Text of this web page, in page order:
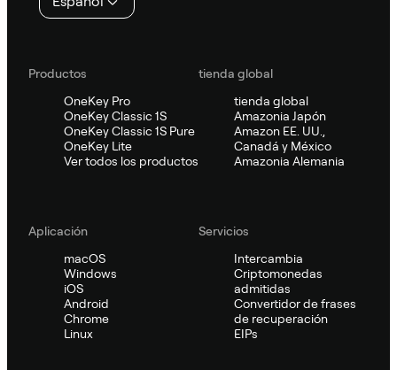
Productos
OneKey Pro
OneKey Classic 1S
OneKey Classic 1S Pure
OneKey Lite
Ver todos los productos
tienda global
tienda global
Amazonia Japón
Amazon EE. UU.,
Canadá y México
Amazonia Alemania
Aplicación
macOS
Windows
iOS
Android
Chrome
Linux
Servicios
Intercambia
Criptomonedas
admitidas
Convertidor de frases
de recuperación
EIPs